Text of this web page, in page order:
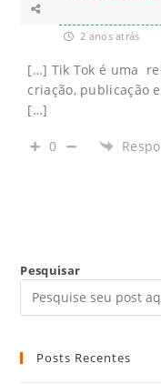
2 anos atrás
[…] Tik Tok é uma
criação, publicação
[…]
0
Pesquisar
Posts Recentes